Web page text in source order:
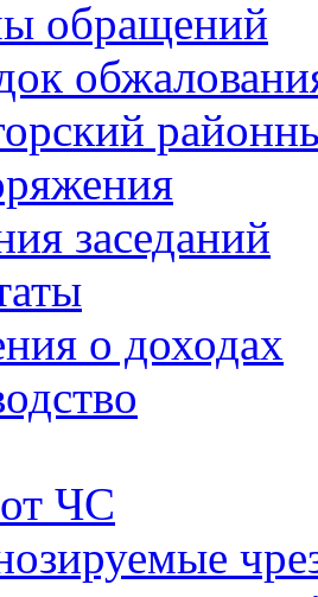
обращений
заседаний
о доходах
ЧС